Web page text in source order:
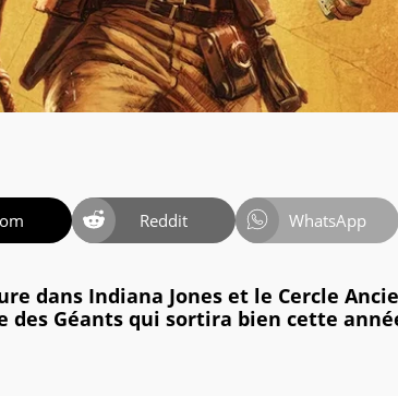
Reddit WhatsApp
dans Indiana Jones et le Cercle
des Géants qui sortira bien cette